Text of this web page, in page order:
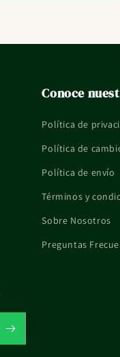
Conoce
Política de
Política de
Política de envío
Términos y
Sobre Nosotros
Preguntas